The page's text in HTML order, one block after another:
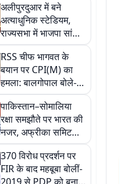
सुप्रीम कोर्ट
अलीपुरदुआर में बने
अत्याधुनिक स्टेडियम,
राज्यसभा में भाजपा सांसद
प्रकाश चिक बड़ाईक की
मांग
RSS चीफ भागवत के
बयान पर CPI(M) का
हमला: बालगोपाल बोले-
BJP की जमीन खिसक
रही है, इसलिए बदले सुर
पाकिस्तान–सोमालिया
रक्षा समझौते पर भारत की
नजर, अफ्रीका समिट
जल्द कराने की उम्मीद
370 विरोध प्रदर्शन पर
FIR के बाद महबूबा बोलीं-